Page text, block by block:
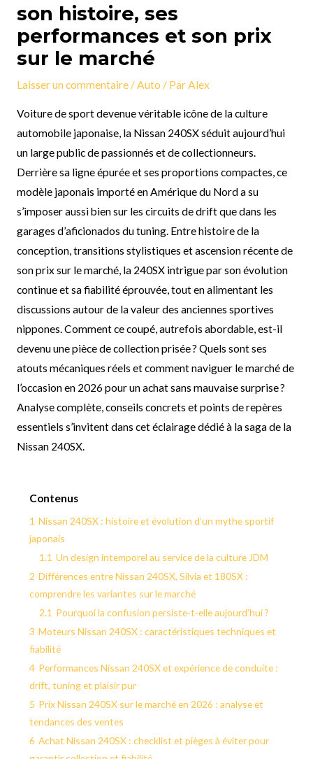
son histoire, ses
performances et son prix
sur le marché
Laisser un commentaire /Auto / ParAlex
Voiture de sport devenue véritable icône de la culture
automobile japonaise, la Nissan 240SX séduit aujourd’hui
un large public de passionnés et de collectionneurs.
Derrière sa ligne épurée et ses proportions compactes, ce
modèle japonais importé en Amérique du Nord a su
s’imposer aussi bien sur les circuits de drift que dans les
garages d’aficionados du tuning. Entre histoire de la
conception, transitions stylistiques et ascension récente de
son prix sur le marché, la 240SX intrigue par son évolution
continue et sa fiabilité éprouvée, tout en alimentant les
discussions autour de la valeur des anciennes sportives
nippones. Comment ce coupé, autrefois abordable, est-il
devenu une pièce de collection prisée ? Quels sont ses
atouts mécaniques réels et comment naviguer le marché de
l’occasion en 2026 pour un achat sans mauvaise surprise ?
Analyse complète, conseils concrets et points de repères
essentiels s’invitent dans cet éclairage dédié à la saga de la
Nissan 240SX.
Contenus
1 Nissan 240SX : histoire et évolution d’un mythe sportif
japonais
1.1 Un design intemporel au service de la culture JDM
2 Différences entre Nissan 240SX, Silvia et 180SX :
comprendre les variantes sur le marché
2.1 Pourquoi la confusion persiste-t-elle aujourd’hui ?
3 Moteurs Nissan 240SX : caractéristiques techniques et
fiabilité
4 Performances Nissan 240SX et expérience de conduite :
drift, tuning et plaisir pur
5 Prix Nissan 240SX sur le marché en 2026 : analyse et
tendances des ventes
6 Achat Nissan 240SX : checklist et pièges à éviter pour